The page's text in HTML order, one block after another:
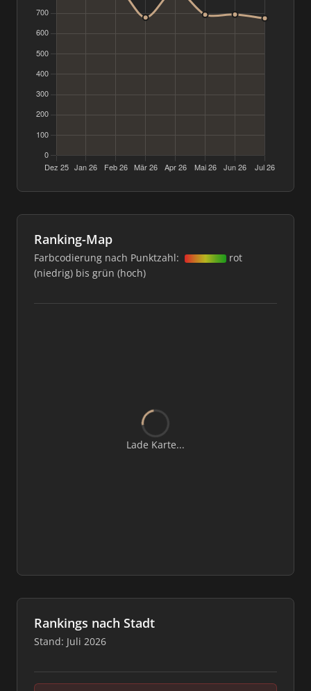
Ranking-Map
Farbcodierung nach Punktzahl:
rot
(niedrig) bis grün (hoch)
Lade Karte...
Rankings nach Stadt
Stand: Juli 2026